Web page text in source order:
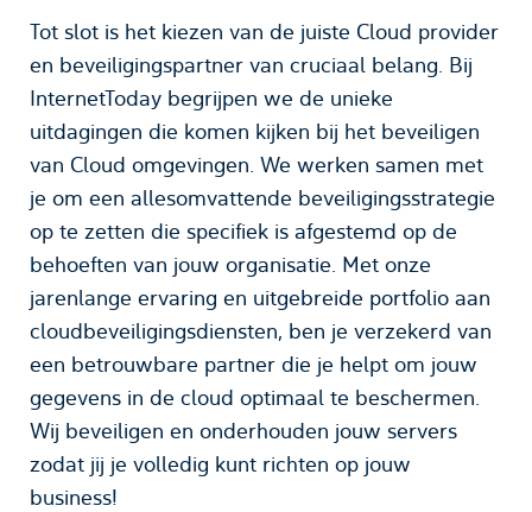
Tot slot is het kiezen van de juiste Cloud provider
en beveiligingspartner van cruciaal belang. Bij
InternetToday begrijpen we de unieke
uitdagingen die komen kijken bij het beveiligen
van Cloud omgevingen. We werken samen met
je om een allesomvattende beveiligingsstrategie
op te zetten die specifiek is afgestemd op de
behoeften van jouw organisatie. Met onze
jarenlange ervaring en uitgebreide portfolio aan
cloudbeveiligingsdiensten, ben je verzekerd van
een betrouwbare partner die je helpt om jouw
gegevens in de cloud optimaal te beschermen.
Wij beveiligen en onderhouden jouw servers
zodat jij je volledig kunt richten op jouw
business!